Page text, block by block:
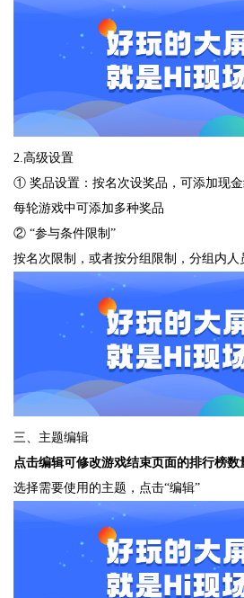
2.高级设置
① 奖品设置：按名次设奖品，可添加现
每轮游戏中可添加多种奖品
② “参与条件限制”
按名次限制，或者按分组限制，分组内人
三、主题编辑
点击编辑可修改游戏结束页面的排行榜数
选择需要使用的主题，点击“编辑”